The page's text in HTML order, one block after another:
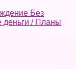
Без
деньги / Планы